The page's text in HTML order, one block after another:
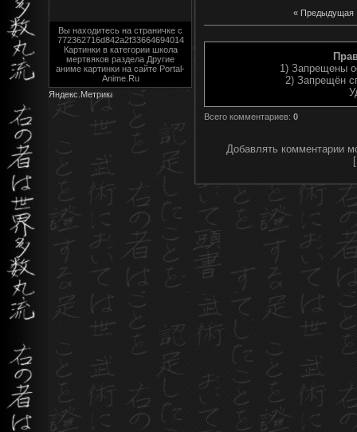
Вы находитесь на страничке с
772362716d842a2f33664694014
Картинки в категории школа
мертвяков раздела Другие
аниме картинки на сайте Portal-
Anime.Ru
« Предыдущая
1) Запрещены
2) Запрещён
Всего комментариев: 0
Добавлять комментарии